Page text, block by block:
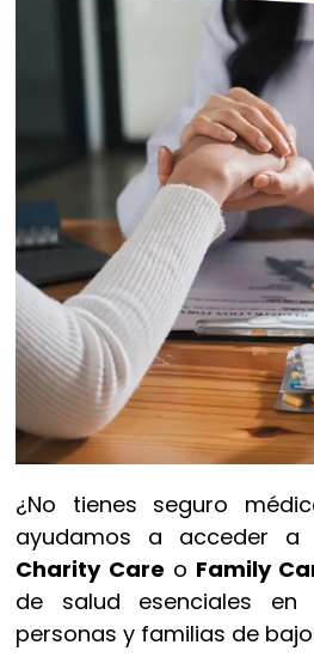
¿No tienes seguro
ayudamos a acceder a
Charity Care o Family
de salud esenciales en
personas y familias de